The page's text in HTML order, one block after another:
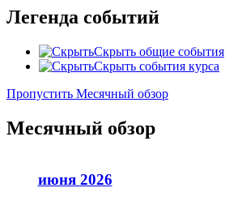
Легенда событий
Скрыть общие события
Скрыть события курса
Пропустить Месячный обзор
Месячный обзор
июня 2026